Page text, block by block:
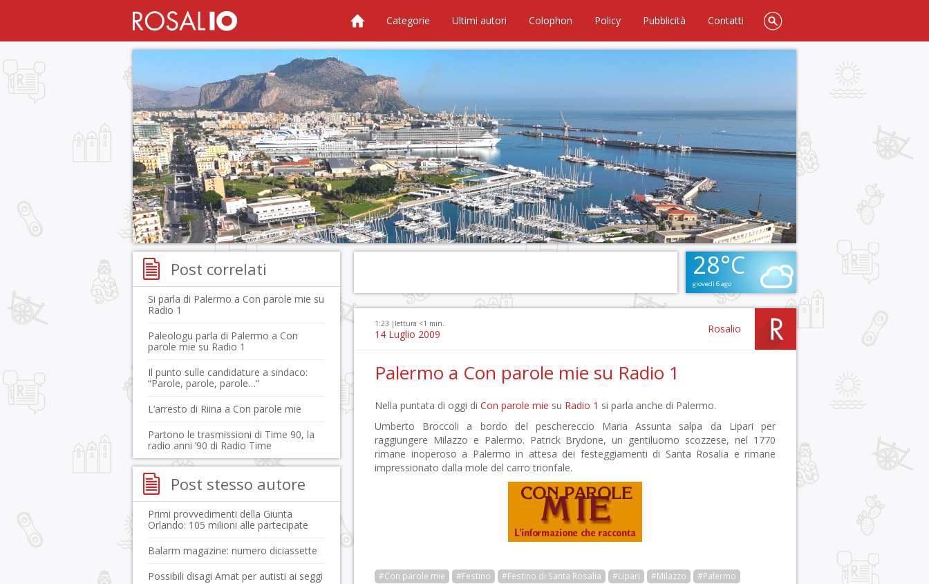
Categorie Ultimi autori Colophon Policy Pubblicità Contatti
28°C
giovedì 6 ago
1:23 | lettura <1 min.
14 Luglio 2009 Rosalio
Palermo a Con parole mie su Radio 1
Nella puntata di oggi di Con parole mie su Radio 1 si parla anche di Palermo.
Umberto Broccoli a bordo del peschereccio Maria Assunta salpa da Lipari per
raggiungere Milazzo e Palermo. Patrick Brydone, un gentiluomo scozzese, nel 1770
rimane inoperoso a Palermo in attesa dei festeggiamenti di Santa Rosalia e rimane
impressionato dalla mole del carro trionfale.
#Con parole mie #Festino #Festino di Santa Rosalia #Lipari #Milazzo
#Palermo
Post correlati
Si parla di Palermo a Con parole mie su
Radio 1
Paleologu parla di Palermo a Con
parole mie su Radio 1
Il punto sulle candidature a sindaco:
“Parole, parole, parole…”
L’arresto di Riina a Con parole mie
Partono le trasmissioni di Time 90, la
radio anni ’90 di Radio Time
Post stesso autore
Primi provvedimenti della Giunta
Orlando: 105 milioni alle partecipate
Balarm magazine: numero diciassette
Possibili disagi Amat per autisti ai seggi